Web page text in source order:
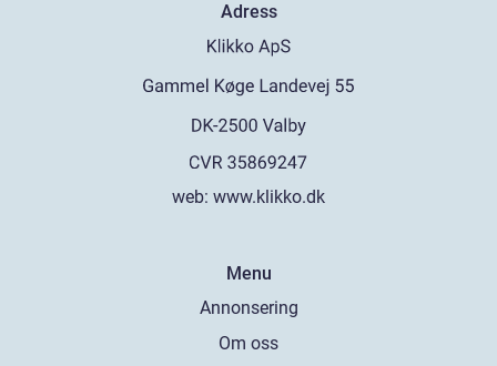
Adress
web: www.klikko.dk
Menu
Annonsering
Om oss